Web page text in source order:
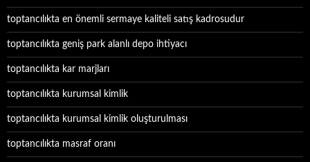
toptancılıkta en önemli sermaye kaliteli satış kadrosudur
toptancılıkta geniş park alanlı depo ihtiyacı
toptancılıkta kar marjları
toptancılıkta kurumsal kimlik
toptancılıkta kurumsal kimlik oluşturulması
toptancılıkta masraf oranı